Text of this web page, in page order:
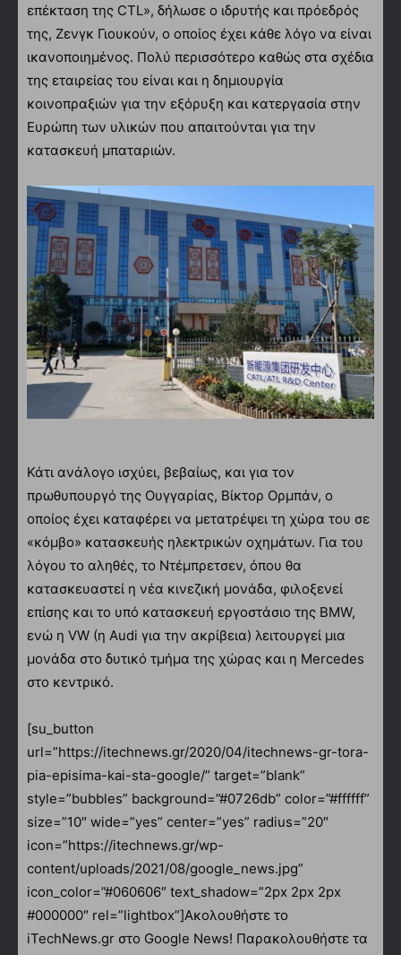
επέκταση της CTL», δήλωσε ο ιδρυτής και πρόεδρός
της, Ζενγκ Γιουκούν, ο οποίος έχει κάθε λόγο να είναι
ικανοποιημένος. Πολύ περισσότερο καθώς στα σχέδια
της εταιρείας του είναι και η δημιουργία
κοινοπραξιών για την εξόρυξη και κατεργασία στην
Ευρώπη των υλικών που απαιτούνται για την
κατασκευή μπαταριών.
Κάτι ανάλογο ισχύει, βεβαίως, και για τον
πρωθυπουργό της Ουγγαρίας, Βίκτορ Ορμπάν, ο
οποίος έχει καταφέρει να μετατρέψει τη χώρα του σε
«κόμβο» κατασκευής ηλεκτρικών οχημάτων. Για του
λόγου το αληθές, το Ντέμπρετσεν, όπου θα
κατασκευαστεί η νέα κινεζική μονάδα, φιλοξενεί
επίσης και το υπό κατασκευή εργοστάσιο της BMW,
ενώ η VW (η Audi για την ακρίβεια) λειτουργεί μια
μονάδα στο δυτικό τμήμα της χώρας και η Mercedes
στο κεντρικό.
[su_button
url=”https://itechnews.gr/2020/04/itechnews-gr-tora-
pia-episima-kai-sta-google/” target=”blank”
style=”bubbles” background=”#0726db” color=”#ffffff”
size=”10″ wide=”yes” center=”yes” radius=”20″
icon=”https://itechnews.gr/wp-
content/uploads/2021/08/google_news.jpg”
icon_color=”#060606″ text_shadow=”2px 2px 2px
#000000″ rel=”lightbox”]Ακολουθήστε το
iTechNews.gr στο Google News! Παρακολουθήστε τα